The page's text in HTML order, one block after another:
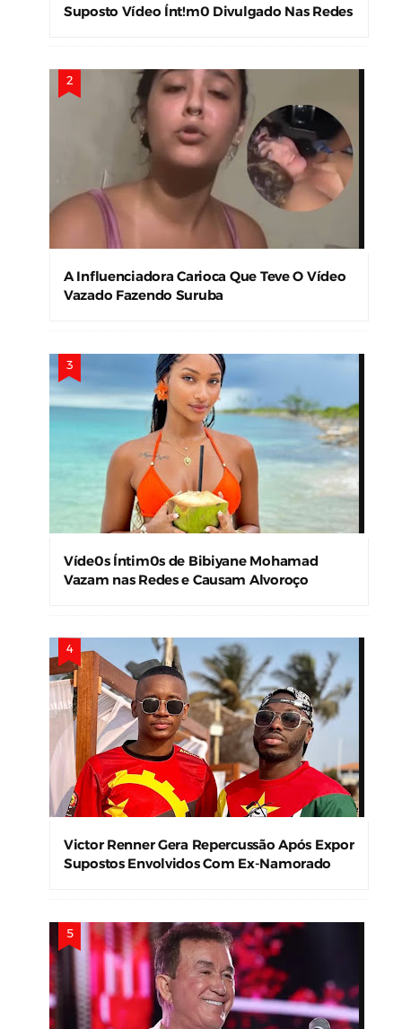
Suposto Vídeo Ínt!m0 Divulgado Nas Redes
A Influenciadora Carioca Que Teve O Vídeo
Vazado Fazendo Suruba
Víde0s Íntim0s de Bibiyane Mohamad
Vazam nas Redes e Causam Alvoroço
Victor Renner Gera Repercussão Após Expor
Supostos Envolvidos Com Ex-Namorado